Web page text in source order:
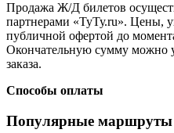
Продажа Ж/Д билетов
партнерами «ТуТу.ru». Цены,
публичной офертой до
Окончательную сумму можно
заказа.
Способы оплаты
Популярные маршруты